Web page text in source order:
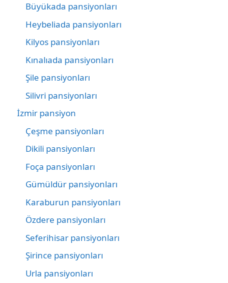
Büyükada pansiyonları
Heybeliada pansiyonları
Kilyos pansiyonları
Kınalıada pansiyonları
Şile pansiyonları
Silivri pansiyonları
İzmir pansiyon
Çeşme pansiyonları
Dikili pansiyonları
Foça pansiyonları
Gümüldür pansiyonları
Karaburun pansiyonları
Özdere pansiyonları
Seferihisar pansiyonları
Şirince pansiyonları
Urla pansiyonları